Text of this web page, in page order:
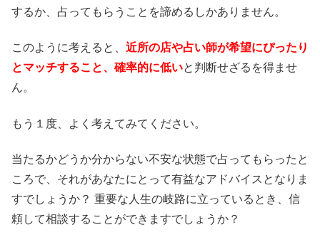
するか、占ってもらうことを諦めるしかありません。
このように考えると、 近所の店や占い師が希望にぴったり
とマッチすること、確率的に低いと判断せざるを得ませ
ん。
もう１度、よく考えてみてください。
当たるかどうか分からない不安な状態で占ってもらったと
ころで、それがあなたにとって有益なアドバイスとなりま
すでしょうか？ 重要な人生の岐路に立っているとき、信
頼して相談することができますでしょうか？